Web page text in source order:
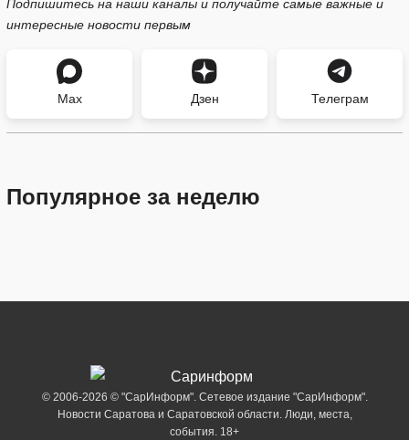
Подпишитесь на наши каналы и получайте самые важные и
интересные новости первым
Max Дзен Телеграм
Популярное за неделю
© 2006-2026 © "СарИнформ". Сетевое издание "СарИнформ".
Новости Саратова и Саратовской области. Люди, места,
события. 18+